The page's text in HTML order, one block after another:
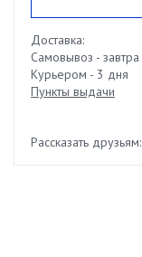
Доставка:
Самовывоз - завтра
Курьером - 3 дня
Пункты выдачи
Рассказать друзьям: